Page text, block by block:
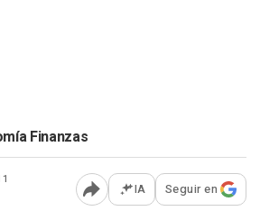
Finanzas
Abrir opciones para
IA Seguir en